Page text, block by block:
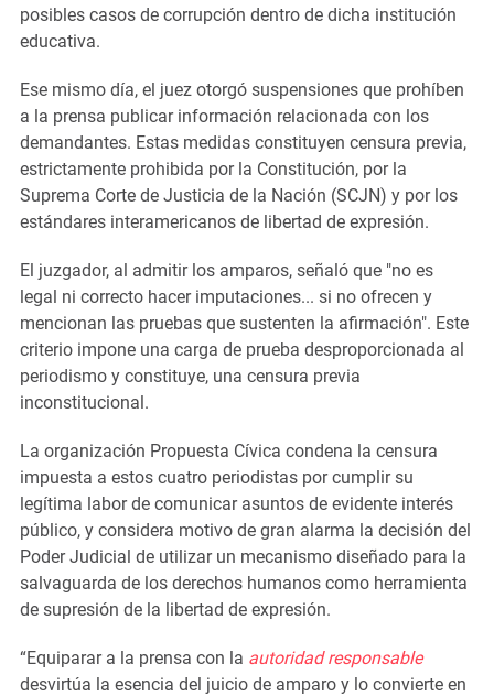
posibles casos de corrupción dentro de dicha institución
educativa.
Ese mismo día, el juez otorgó suspensiones que prohíben
a la prensa publicar información relacionada con los
demandantes. Estas medidas constituyen censura previa,
estrictamente prohibida por la Constitución, por la
Suprema Corte de Justicia de la Nación (SCJN) y por los
estándares interamericanos de libertad de expresión.
El juzgador, al admitir los amparos, señaló que "no es
legal ni correcto hacer imputaciones... si no ofrecen y
mencionan las pruebas que sustenten la afirmación". Este
criterio impone una carga de prueba desproporcionada al
periodismo y constituye, una censura previa
inconstitucional.
La organización Propuesta Cívica condena la censura
impuesta a estos cuatro periodistas por cumplir su
legítima labor de comunicar asuntos de evidente interés
público, y considera motivo de gran alarma la decisión del
Poder Judicial de utilizar un mecanismo diseñado para la
salvaguarda de los derechos humanos como herramienta
de supresión de la libertad de expresión.
“Equiparar a la prensa con la autoridad responsable
desvirtúa la esencia del juicio de amparo y lo convierte en